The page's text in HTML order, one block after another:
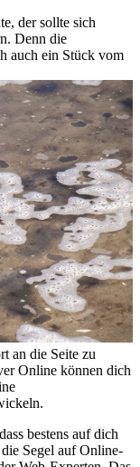
der sollte sich
Denn die
auch ein Stück vom
an die Seite zu
Online können dich
bestens auf dich
Segel auf Online-